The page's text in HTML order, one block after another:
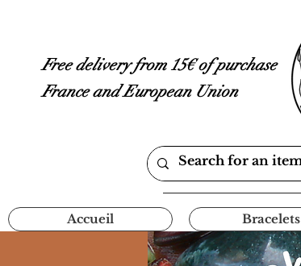
Free delivery from 15€ of purchase
France and European Union
Accueil Bracelets